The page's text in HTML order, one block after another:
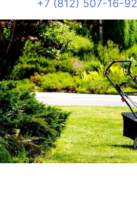
+7 (812) 507-16-92